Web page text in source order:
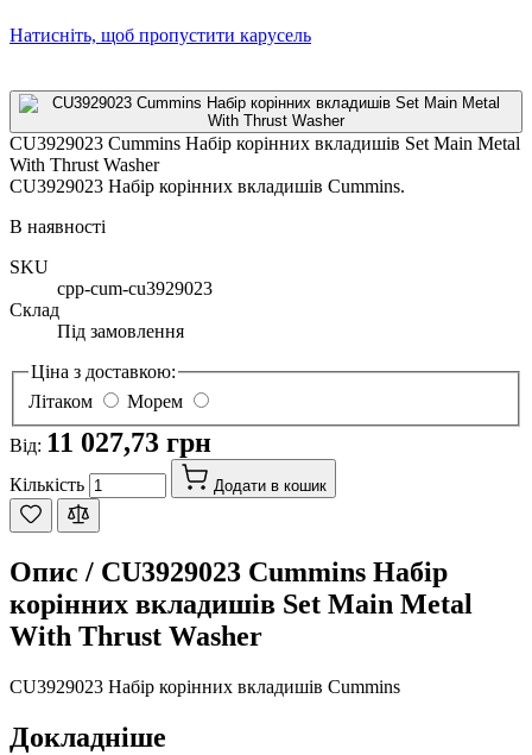
Натисніть, щоб пропустити карусель
CU3929023 Cummins Набір корінних вкладишів Set Main Metal
With Thrust Washer
CU3929023 Набір корінних вкладишів Cummins.
В наявності
SKU
cpp-cum-cu3929023
Склад
Під замовлення
Ціна з доставкою:
Літаком
Морем
Від: 11 027,73 грн
Кількість Додати в кошик
Опис / CU3929023 Cummins Набір
корінних вкладишів Set Main Metal
With Thrust Washer
CU3929023 Набір корінних вкладишів Cummins
Докладніше